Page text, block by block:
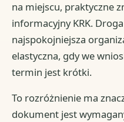
na miejscu, praktyczne
informacyjny KRK.
najspokojniejsza
elastyczna, gdy we
termin jest krótki.
To rozróżnienie ma
dokument jest